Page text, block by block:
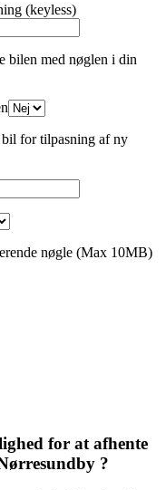
(keyless)
bilen med nøglen i din
for tilpasning af ny
nøgle (Max 10MB)
for at afhente
?